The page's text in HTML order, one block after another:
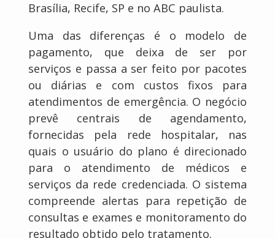
Brasília, Recife, SP e no ABC paulista.
Uma das diferenças é o modelo de
pagamento, que deixa de ser por
serviços e passa a ser feito por pacotes
ou diárias e com custos fixos para
atendimentos de emergência. O negócio
prevê centrais de agendamento,
fornecidas pela rede hospitalar, nas
quais o usuário do plano é direcionado
para o atendimento de médicos e
serviços da rede credenciada. O sistema
compreende alertas para repetição de
consultas e exames e monitoramento do
resultado obtido pelo tratamento.